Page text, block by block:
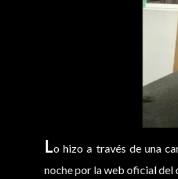
Lo hizo a través de una
noche por la web oficial del